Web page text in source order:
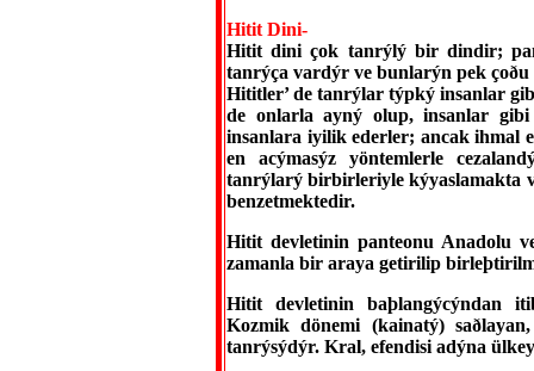
Hitit Dini-
Hitit dini çok tanrýlý bir dindir;
tanrýça vardýr ve bunlarýn pek
Hititler’ de tanrýlar týpký insanlar
de onlarla ayný olup, insanlar
insanlara iyilik ederler; ancak ihmal
en acýmasýz yöntemlerle
tanrýlarý birbirleriyle kýyaslamakta
benzetmektedir.
Hitit devletinin panteonu Anadolu
zamanla bir araya getirilip
Hitit devletinin baþlangýcýndan
Kozmik dönemi (kainatý)
tanrýsýdýr. Kral, efendisi adýna